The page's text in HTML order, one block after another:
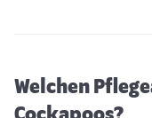
Welchen